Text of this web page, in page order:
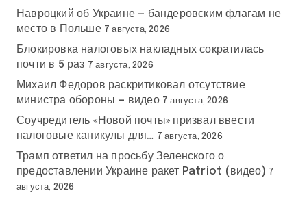
Навроцкий об Украине — бандеровским флагам не
место в Польше 7 августа, 2026
Блокировка налоговых накладных сократилась
почти в 5 раз 7 августа, 2026
Михаил Федоров раскритиковал отсутствие
министра обороны — видео 7 августа, 2026
Соучредитель «Новой почты» призвал ввести
налоговые каникулы для… 7 августа, 2026
Трамп ответил на просьбу Зеленского о
предоставлении Украине ракет Patriot (видео) 7
августа, 2026